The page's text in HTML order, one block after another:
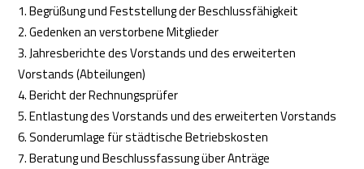
Begrüßung und Feststellung der Beschlussfähigkeit
Gedenken an verstorbene Mitglieder
Jahresberichte des Vorstands und des erweiterten
Vorstands (Abteilungen)
Bericht der Rechnungsprüfer
Entlastung des Vorstands und des erweiterten Vorstands
Sonderumlage für städtische Betriebskosten
Beratung und Beschlussfassung über Anträge